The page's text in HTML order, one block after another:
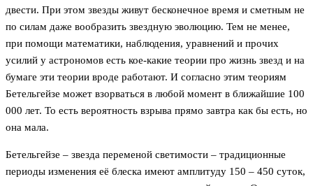
двести. При этом звезды живут бесконечное время и сметным не
по силам даже вообразить звездную эволюцию. Тем не менее,
при помощи математики, наблюдения, уравнений и прочих
усилий у астрономов есть кое-какие теории про жизнь звезд и на
бумаге эти теории вроде работают. И согласно этим теориям
Бетельгейзе может взорваться в любой момент в ближайшие 100
000 лет. То есть вероятность взрыва прямо завтра как бы есть, но
она мала.
Бетельгейзе – звезда переменой светимости – традиционные
периоды изменения её блеска имеют амплитуду 150 – 450 суток,